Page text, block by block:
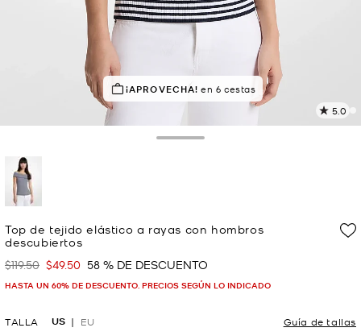
¡APROVECHA! en 6 cestas
5.0
1
Top de tejido elástico a rayas con hombros
descubiertos
Era
$119.50 Ahora
$49.50 58 % DE DESCUENTO
HASTA UN 60% DE DESCUENTO. PRECIOS SEGÚN LO INDICADO
TALLA US EU Guía de tallas